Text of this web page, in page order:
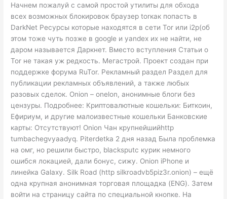
Начнем пожалуй с самой простой утилиты для обхода
всех возможных блокировок браузер torкак попасть в
DarkNet Ресурсы которые находятся в сети Tor или i2p(об
этом тоже чуть позже в google и yandex их не найти, не
даром называется Даркнет. Вместо вступления Статьи о
Tor не такая уж редкость. Мегастрой. Проект создан при
поддержке форума RuTor. Рекламный раздел Раздел для
публикации рекламных объявлений, а также любых
разовых сделок. Onion – onelon, анонимные блоги без
цензуры. Подробнее: Криптовалютные кошельки: Биткоин,
Ефириум, и другие малоизвестные кошельки Банковские
карты: Отсутствуют! Onion Чан крупнейшийhttp
tumbachegvyaadyq. Piterdetka 2 дня назад Была проблемка
на омг, но решили быстро, blacksputc курик немного
ошибся локацией, дали бонус, сижу. Onion iPhone и
линейка Galaxy. Silk Road (http silkroadvb5piz3r.onion) – ещё
одна крупная анонимная торговая площадка (ENG). Затем
войти на страницу сайта по специальной кнопке. На